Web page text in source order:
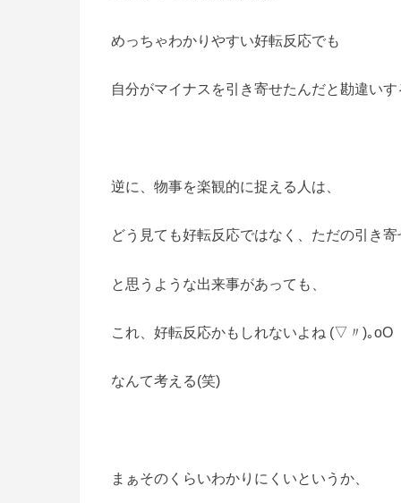
めっちゃわかりやすい好転反応でも
自分がマイナスを引き寄せたんだと勘違いす
逆に、物事を楽観的に捉える人は、
どう見ても好転反応ではなく、ただの引き寄
と思うような出来事があっても、
これ、好転反応かもしれないよね (▽〃)｡oO
なんて考える(笑)
まぁそのくらいわかりにくいというか、